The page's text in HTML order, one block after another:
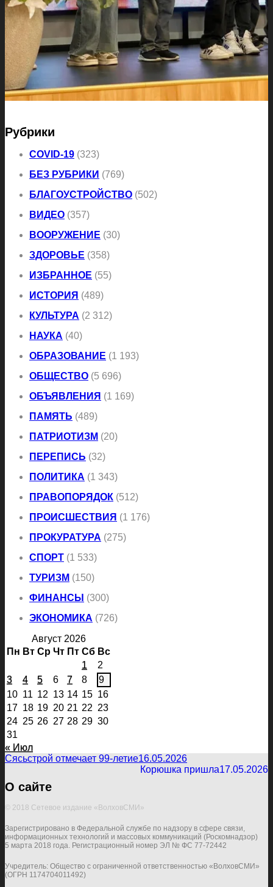
Рубрики
COVID-19 (323)
БЕЗ РУБРИКИ (769)
БЛАГОУСТРОЙСТВО (502)
ВИДЕО (357)
ВООРУЖЕНИЕ (30)
ЗДОРОВЬЕ (358)
ИЗБРАННОЕ (55)
ИСТОРИЯ (489)
КУЛЬТУРА (2 312)
НАУКА (40)
ОБРАЗОВАНИЕ (1 193)
ОБЩЕСТВО (5 696)
ОБЪЯВЛЕНИЯ (1 169)
ПАМЯТЬ (489)
ПАТРИОТИЗМ (20)
ПЕРЕПИСЬ (32)
ПОЛИТИКА (1 343)
ПРАВОПОРЯДОК (512)
ПРОИСШЕСТВИЯ (1 176)
ПРОКУРАТУРА (275)
СПОРТ (1 533)
ТУРИЗМ (150)
ФИНАНСЫ (300)
ЭКОНОМИКА (726)
Август 2026
Пн Вт Ср Чт Пт Сб Вс
1
2
3
4 5 6 7 8
9
10 11 12 13 14 15 16
17 18 19 20 21 22 23
24 25 26 27 28 29 30
31
« Июл
Сясьстрой отмечает 99-летие16.05.2026
Корюшка пришла17.05.2026
О сайте
© 2018 Сетевое издание «ВолховСМИ»
Зарегистрировано в Федеральной службе по надзору в сфере связи,
информационных технологий и массовых коммуникаций (Роскомнадзор)
5 марта 2018 года. Регистрационный номер ЭЛ № ФС 77-72442
Учредитель: Общество с ограниченной ответственностью «ВолховСМИ»
(ОГРН 1174704011492)